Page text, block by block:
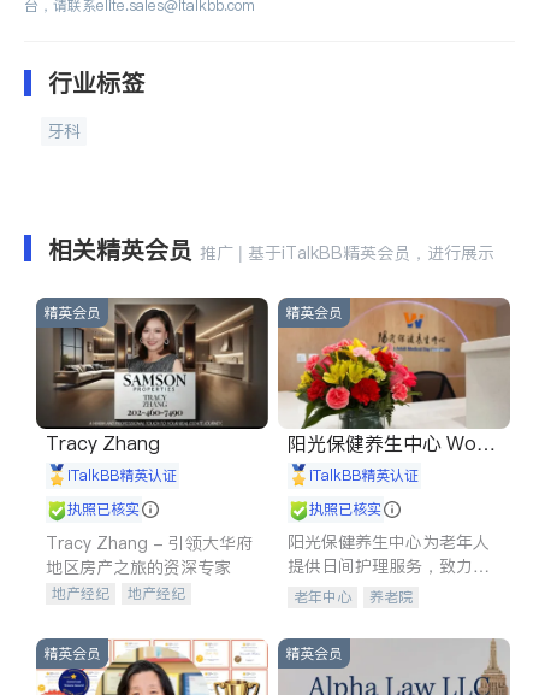
台，请联系elite.sales@italkbb.com
行业标签
牙科
相关精英会员 推广 | 基于iTalkBB精英会员，进行展示
精英会员
Tracy Zhang
iTalkBB精英认证
执照已核实
Tracy Zhang - 引领大华府
地区房产之旅的资深专家
地产经纪
地产经纪
商铺租售
开发商建商
精英会员
阳光保健养生中心 World
shine
iTalkBB精英认证
执照已核实
阳光保健养生中心为老年人
提供日间护理服务，致力于
通过持续的护理创新来有效
老年中心 养老院
精英会员 精英会员